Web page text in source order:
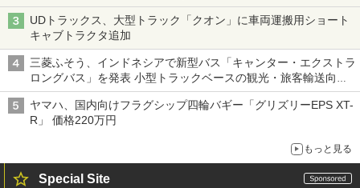
UDトラックス、大型トラック「クオン」に車両運搬用ショート
キャブトラクタ追加
三菱ふそう、インドネシアで新型バス「キャンター・エクストラ
ロングバス」を発表 小型トラックベースの観光・旅客輸送向け
バス
ヤマハ、国内向けフラグシップ四輪バギー「グリズリーEPS XT-
R」 価格220万円
もっと見る
Special Site